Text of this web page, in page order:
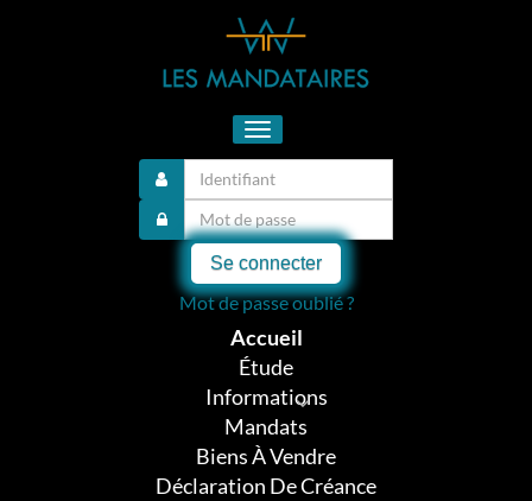
Toggle
navigation
Se connecter
Mot de passe oublié ?
Accueil
Étude
Informations
Mandats
Biens À Vendre
Déclaration De Créance